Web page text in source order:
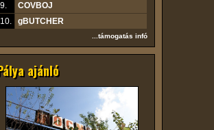
9.
COVBOJ
10.
gBUTCHER
...támogatás infó
ajánló